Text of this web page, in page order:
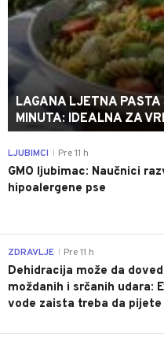
LAGANA LJETNA
MINUTA: IDEALNA ZA
LJUBIMCI Pre 11 h
GMO ljubimac: Naučnici
hipoalergene pse
ZDRAVLJE Pre 11 h
Dehidracija može da
moždanih i srčanih udara:
vode zaista treba da pijete